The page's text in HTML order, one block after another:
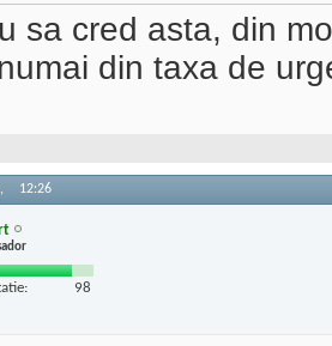
sa cred asta, din
din taxa de
12:26
98